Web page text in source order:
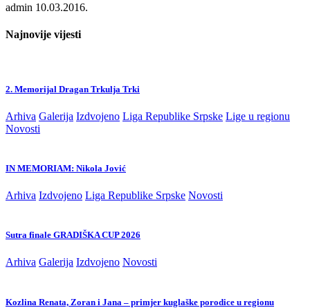
admin 10.03.2016.
Najnovije vijesti
2. Memorijal Dragan Trkulja Trki
Arhiva Galerija Izdvojeno Liga Republike Srpske Lige u regionu
Novosti
IN MEMORIAM: Nikola Jović
Arhiva Izdvojeno Liga Republike Srpske Novosti
Sutra finale GRADIŠKA CUP 2026
Arhiva Galerija Izdvojeno Novosti
Kozlina Renata, Zoran i Jana – primjer kuglaške porodice u regionu